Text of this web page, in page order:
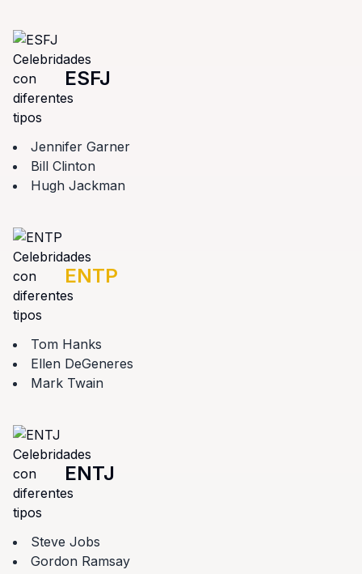
ESFJ
Jennifer Garner
Bill Clinton
Hugh Jackman
ENTP
Tom Hanks
Ellen DeGeneres
Mark Twain
ENTJ
Steve Jobs
Gordon Ramsay